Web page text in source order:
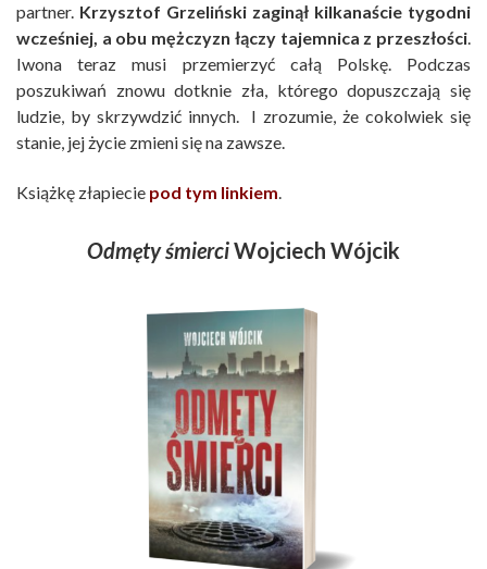
partner. Krzysztof Grzeliński zaginął kilkanaście tygodni
wcześniej, a obu mężczyzn łączy tajemnica z przeszłości.
Iwona teraz musi przemierzyć całą Polskę. Podczas
poszukiwań znowu dotknie zła, którego dopuszczają się
ludzie, by skrzywdzić innych. I zrozumie, że cokolwiek się
stanie, jej życie zmieni się na zawsze.
Książkę złapiecie pod tym linkiem.
Odmęty śmierciWojciech Wójcik